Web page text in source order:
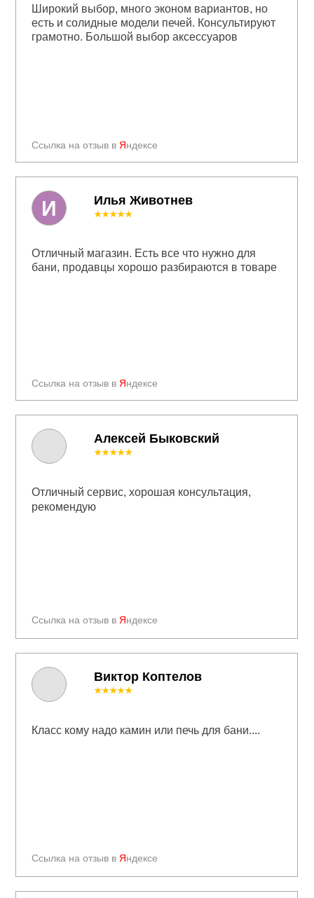
Ссылка на отзыв в Яндексе
Широкий выбор, много эконом вариантов, но
есть и солидные модели печей. Консультируют
грамотно. Большой выбор аксессуаров
Илья Животнев
Ссылка на отзыв в Яндексе
★★★★★
Отличный магазин. Есть все что нужно для
бани, продавцы хорошо разбираются в товаре
И
Алексей Быковский
Ссылка на отзыв в Яндексе
★★★★★
Отличный сервис, хорошая консультация,
рекомендую
Ссылка на отзыв в Яндексе
★★★★★
Класс кому надо камин или печь для бани....
Виктор Коптелов